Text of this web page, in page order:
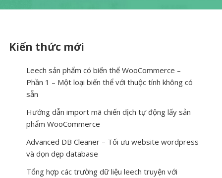
Kiến thức mới
Leech sản phẩm có biến thể WooCommerce –
Phần 1 – Một loại biến thể với thuộc tính không có
sẵn
Hướng dẫn import mã chiến dịch tự động lấy sản
phẩm WooCommerce
Advanced DB Cleaner – Tối ưu website wordpress
và dọn dẹp database
Tổng hợp các trường dữ liệu leech truyện với